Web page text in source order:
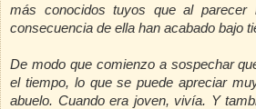
más conocidos tuyos que al
consecuencia de ella han acabado bajo
De modo que comienzo a sospechar
el tiempo, lo que se puede apreciar
abuelo. Cuando era joven, vivía. Y